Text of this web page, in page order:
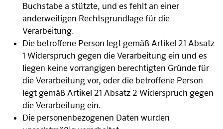
Buchstabe a stützte, und es fehlt an einer
anderweitigen Rechtsgrundlage für die
Verarbeitung.
Die betroffene Person legt gemäß Artikel 21 Absatz
1 Widerspruch gegen die Verarbeitung ein und es
liegen keine vorrangigen berechtigten Gründe für
die Verarbeitung vor, oder die betroffene Person
legt gemäß Artikel 21 Absatz 2 Widerspruch gegen
die Verarbeitung ein.
Die personenbezogenen Daten wurden